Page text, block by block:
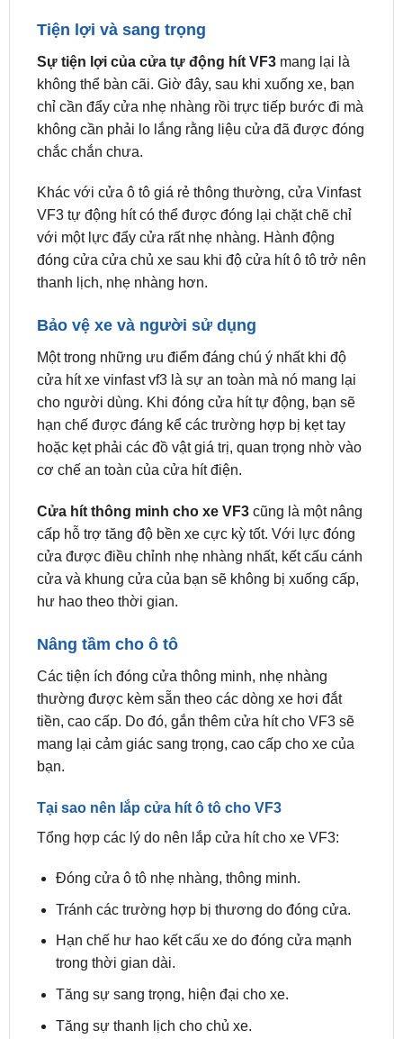
Tiện lợi và sang trọng
Sự tiện lợi của cửa tự động hít VF3mang lại là
không thể bàn cãi. Giờ đây, sau khi xuống xe, bạn
không cần phải lo lắng rằng liệu cửa đã được đóng
chắc chắn chưa.
Khác với cửa ô tô giá rẻ thông thường, cửa Vinfast
VF3 tự động hít có thể được đóng lại chặt chẽ chỉ
đóng cửa cửa chủ xe sau khi độ cửa hít ô tô trở nên
thanh lịch, nhẹ nhàng hơn.
Bảo vệ xe và người sử dụng
Một trong những ưu điểm đáng chú ý nhất khi độ
cửa hít xe vinfast vf3 là sự an toàn mà nó mang lại
cho người dùng. Khi đóng cửa hít tự động, bạn sẽ
hoặc kẹt phải các đồ vật giá trị, quan trọng nhờ vào
cơ chế an toàn của cửa hít điện.
Cửa hít thông minh cho xe VF3cũng là một nâng
cấp hỗ trợ tăng độ bền xe cực kỳ tốt. Với lực đóng
cửa và khung cửa của bạn sẽ không bị xuống cấp,
hư hao theo thời gian.
Nâng tầm cho ô tô
Các tiện ích đóng cửa thông minh, nhẹ nhàng
thường được kèm sẵn theo các dòng xe hơi đắt
mang lại cảm giác sang trọng, cao cấp cho xe của
bạn.
Tại sao nên lắp cửa hít ô tô cho VF3
Tổng hợp các lý do nên lắp cửa hít cho xe VF3:
Đóng cửa ô tô nhẹ nhàng, thông minh.
trong thời gian dài.